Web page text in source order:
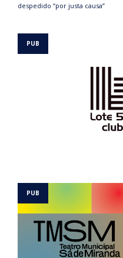
despedido “por justa causa”